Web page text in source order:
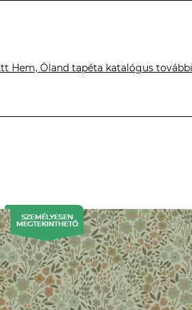
Hem, Öland tapéta katalógus